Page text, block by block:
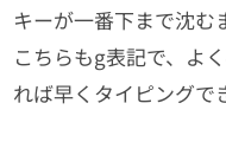
キーが一番下まで沈む
こちらもg表記で、よ
れば早くタイピングで